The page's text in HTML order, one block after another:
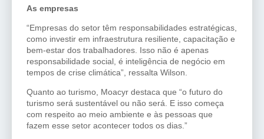
As empresas
“Empresas do setor têm responsabilidades estratégicas,
como investir em infraestrutura resiliente, capacitação e
bem-estar dos trabalhadores. Isso não é apenas
responsabilidade social, é inteligência de negócio em
tempos de crise climática”, ressalta Wilson.
Quanto ao turismo, Moacyr destaca que “o futuro do
turismo será sustentável ou não será. E isso começa
com respeito ao meio ambiente e às pessoas que
fazem esse setor acontecer todos os dias.”